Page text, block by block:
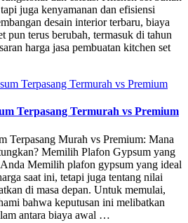
juga kenyamanan dan efisiensi
desain interior terbaru, biaya
pun terus berubah, termasuk di tahun
harga jasa pembuatan kitchen set
Terpasang Termurah vs Premium
Terpasang Murah vs Premium: Mana
Memilih Plafon Gypsum yang
Memilih plafon gypsum yang ideal
saat ini, tetapi juga tentang nilai
di masa depan. Untuk memulai,
bahwa keputusan ini melibatkan
antara biaya awal …